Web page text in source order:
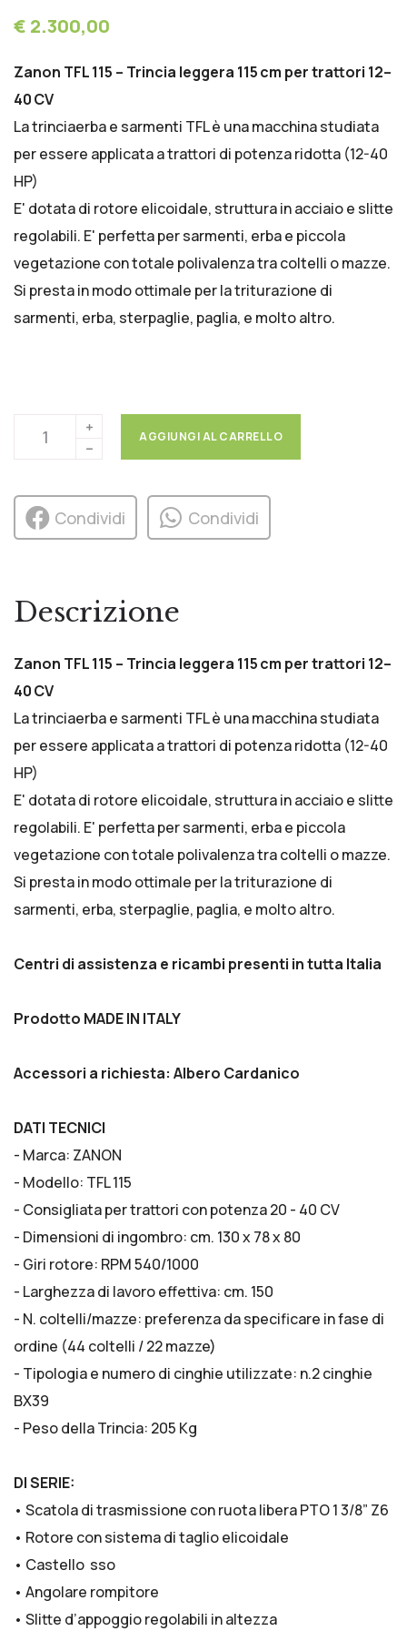
€ 2.300,00
Zanon TFL 115 – Trincia leggera 115 cm per trattori 12–
40 CV
La trinciaerba e sarmenti TFL è una macchina studiata
per essere applicata a trattori di potenza ridotta (12-40
HP)
E' dotata di rotore elicoidale, struttura in acciaio e slitte
regolabili. E' perfetta per sarmenti, erba e piccola
vegetazione con totale polivalenza tra coltelli o mazze.
Si presta in modo ottimale per la triturazione di
sarmenti, erba, sterpaglie, paglia, e molto altro.
AGGIUNGI AL CARRELLO
Condividi Condividi
Descrizione
Zanon TFL 115 – Trincia leggera 115 cm per trattori 12–
40 CV
La trinciaerba e sarmenti TFL è una macchina studiata
per essere applicata a trattori di potenza ridotta (12-40
HP)
E' dotata di rotore elicoidale, struttura in acciaio e slitte
regolabili. E' perfetta per sarmenti, erba e piccola
vegetazione con totale polivalenza tra coltelli o mazze.
Si presta in modo ottimale per la triturazione di
sarmenti, erba, sterpaglie, paglia, e molto altro.
Centri di assistenza e ricambi presenti in tutta Italia
Prodotto MADE IN ITALY
Accessori a richiesta: Albero Cardanico
DATI TECNICI
- Marca: ZANON
- Modello: TFL 115
- Consigliata per trattori con potenza 20 - 40 CV
- Dimensioni di ingombro: cm. 130 x 78 x 80
- Giri rotore: RPM 540/1000
- Larghezza di lavoro effettiva: cm. 150
- N. coltelli/mazze: preferenza da specificare in fase di
ordine (44 coltelli / 22 mazze)
- Tipologia e numero di cinghie utilizzate: n.2 cinghie
BX39
- Peso della Trincia: 205 Kg
DI SERIE:
• Scatola di trasmissione con ruota libera PTO 1 3/8” Z6
• Rotore con sistema di taglio elicoidale
• Castello sso
• Angolare rompitore
• Slitte d’appoggio regolabili in altezza